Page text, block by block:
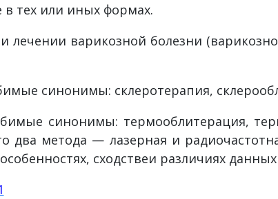
в тех или иных формах.
лечении варикозной болезни
синонимы: склеротерапия,
синонимы: термооблитерация,
два метода — лазерная и
сходствеи различиях